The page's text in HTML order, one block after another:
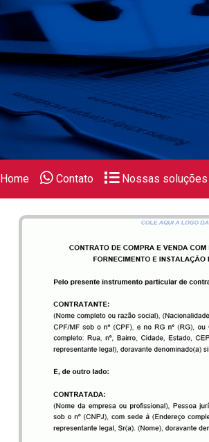
Home Contato Nossas soluções